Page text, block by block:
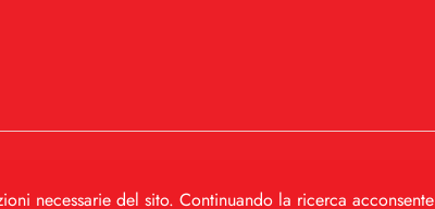
necessarie del sito. Continuando la ricerca acconsente